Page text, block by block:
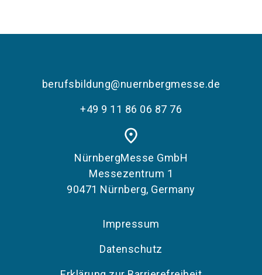
berufsbildung@nuernbergmesse.de
+49 9 11 86 06 87 76
place
NürnbergMesse GmbH
Messezentrum 1
90471 Nürnberg, Germany
Impressum
Datenschutz